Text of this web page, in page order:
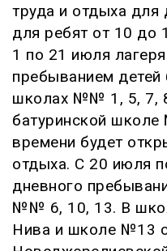
труда и отдыха для
для ребят от 10 до
1 по 21 июля
пребыванием детей
школах №№ 1, 5, 7,
батуринской
времени будет
отдыха. С 20 июля
дневного
№№ 6, 10, 13. В
Нива и школе №13